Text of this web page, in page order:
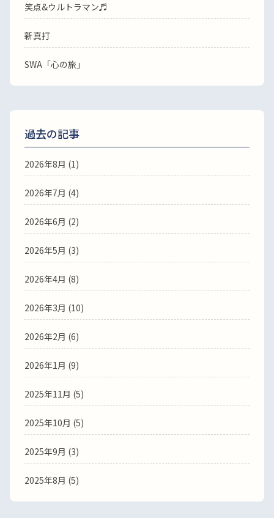
笑点&ウルトラマン♬
新真打
SWA「心の旅」
過去の記事
2026年8月 (1)
2026年7月 (4)
2026年6月 (2)
2026年5月 (3)
2026年4月 (8)
2026年3月 (10)
2026年2月 (6)
2026年1月 (9)
2025年11月 (5)
2025年10月 (5)
2025年9月 (3)
2025年8月 (5)